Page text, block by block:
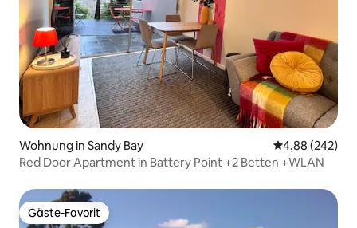
Wohnung in Sandy Bay
4,88 (242)
Red Door Apartment in Battery Point +2 Betten +WLAN
Gäste-Favorit
Gäste-Favorit